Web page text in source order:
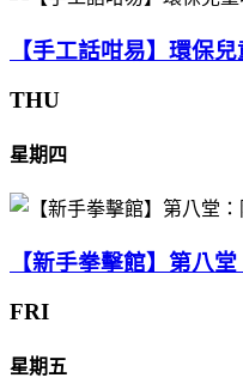
【手工話咁易】環保
THU
星期四
【新手拳擊館】第八
FRI
星期五